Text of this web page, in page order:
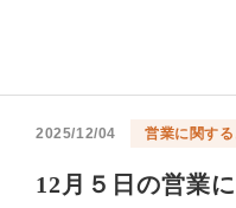
2025/12/04 営業に関す
12月５日の営業